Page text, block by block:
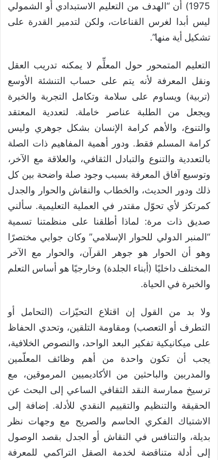
1975) أن “الهدف من التعليم الاستبدادي أو الشمولي
ليس أبدا لغرس القناعات، ولكن لتدمير القدرة على
تشكيل أية منها”.
التعليم المتمحور حول المعلِّم لا يمكنه تدريب العقل
ونقل المعرفة لأنه يتم على حساب التنشئة الأوسع
(تربية) ويساوم على سلامة وتكامل التجربة والخبرة
ويجعل من الطلبة عناصر خاملة. لتعددية المعتقد
والتنوع، والأهم كرامة الإنسان بشكل جوهري وليس
كرامة المسلم فقط. ودور أهمية المفاهيم ذات الصلة
بالتعددية والتنوع والتبادل الثقافي، والعلاقة مع الآخر،
وتوسيع آفاق المعرفة بسبب وجود صلة واضحة بين كل
ذلك ودور الحديث، والخطاب والنقاش والحوار والجدل
كمرتكز لأي تحوّل مقتدر في العملية التعليمية. سألني
صديق ذات مرة: لماذا أطلقنا على منظمتنا تسمية
“المنبر الدولي للحوار الإسلامي” وكان جوابي مختصرًا
وهو أن الحوار هو جوهر القرآن، والحوار مع الآخر
المختلف داخليًا (أبناء الجلدة) وخارجيًا هو أساس التعلم
والخبرة في الحياة.
ولا بد من القول إن اقتلاع التحيّزات (التحامل أو
التطرف أو التعصب) ومقاومة التلقين، وتحدي الحفاظ
على ميكانيكية تفكير البعد الواحد، والنصوص الخلافية،
يجب أن تكون واحدة من أهم وظائف المعلّمين
والمدربين والباحثين من الأكاديميين المرموقين، مع
ترسيخ ممارسة النقد الثقافي الساعي إلى البحث عن
الحقيقة والتنظيم والتقييم النقدي للأدلة. إضافة إلى
الاشتباك الفكري الحاسم والصريح مع وجهات نظر
بديلة، والتنافس في النقاش أو الجدل بقصد الوصول
إلى أدلة متناقضة لخدمة الصقل التراكمي للمعرفة